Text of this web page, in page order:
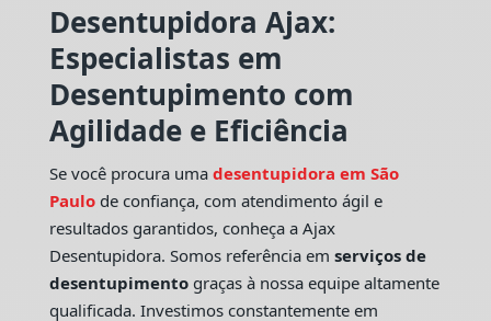
Desentupidora Ajax:
Especialistas em
Desentupimento com
Agilidade e Eficiência
Se você procura uma desentupidora em São
Paulo de confiança, com atendimento ágil e
resultados garantidos, conheça a Ajax
Desentupidora. Somos referência em serviços de
desentupimentograças à nossa equipe altamente
qualificada. Investimos constantemente em